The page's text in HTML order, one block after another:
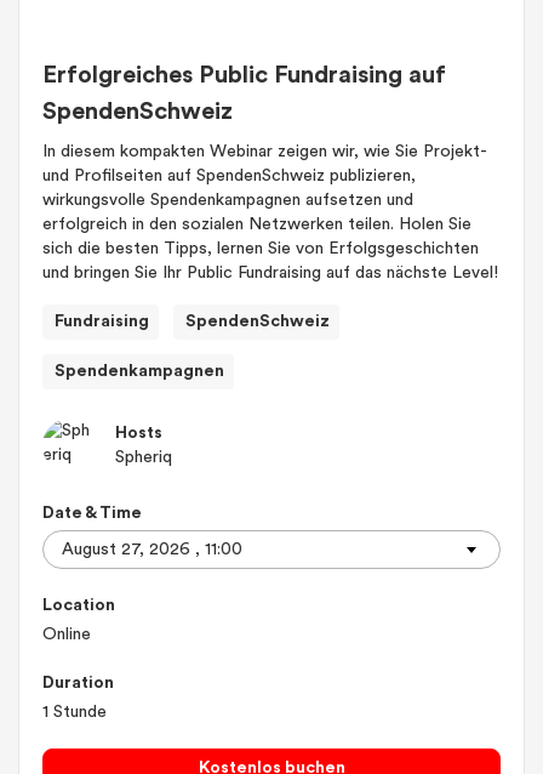
Erfolgreiches Public Fundraising auf
SpendenSchweiz
In diesem kompakten Webinar zeigen wir, wie Sie Projekt-
und Profilseiten auf SpendenSchweiz publizieren,
wirkungsvolle Spendenkampagnen aufsetzen und
erfolgreich in den sozialen Netzwerken teilen. Holen Sie
sich die besten Tipps, lernen Sie von Erfolgsgeschichten
und bringen Sie Ihr Public Fundraising auf das nächste Level!
Fundraising SpendenSchweiz
Spendenkampagnen
Hosts
Spheriq
Date & Time
Location
Online
Duration
1 Stunde
Kostenlos buchen